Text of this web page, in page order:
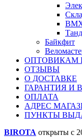
Байкфит
ОПТОВИКАМ
ОТЗЫВЫ
О ДОСТАВКЕ
ГАРАНТИЯ И
ОПЛАТА
АДРЕС
ПУНКТЫ
BIROTA открыты с